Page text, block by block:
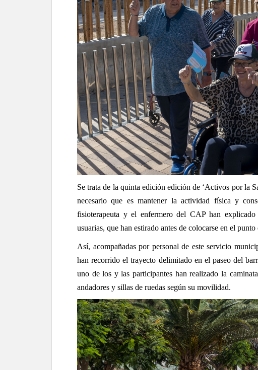
Se trata de la quinta edición edición de ‘Activos por la
necesario que es mantener la actividad física y
fisioterapeuta y el enfermero del CAP han
usuarias, que han estirado antes de colocarse en el
Así, acompañadas por personal de este servicio
han recorrido el trayecto delimitado en el paseo del
uno de los y las participantes han realizado la
andadores y sillas de ruedas según su movilidad.